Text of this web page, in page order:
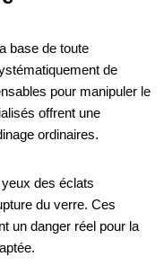
base de toute
de
pour manipuler le
offrent une
ordinaires.
des éclats
du verre. Ces
un danger réel pour la